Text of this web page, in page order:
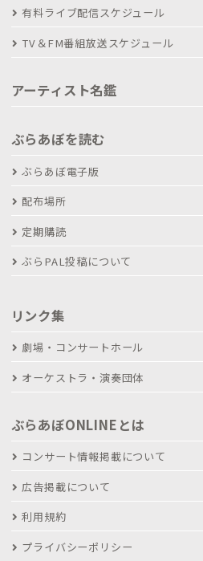
有料ライブ配信スケジュール
TV＆FM番組放送スケジュール
アーティスト名鑑
ぶらあぼを読む
ぶらあぼ電子版
配布場所
定期購読
ぶらPAL投稿について
リンク集
劇場・コンサートホール
オーケストラ・演奏団体
ぶらあぼONLINEとは
コンサート情報掲載について
広告掲載について
利用規約
プライバシーポリシー